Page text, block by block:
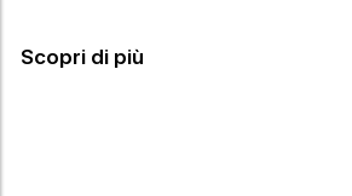
Scopri di più